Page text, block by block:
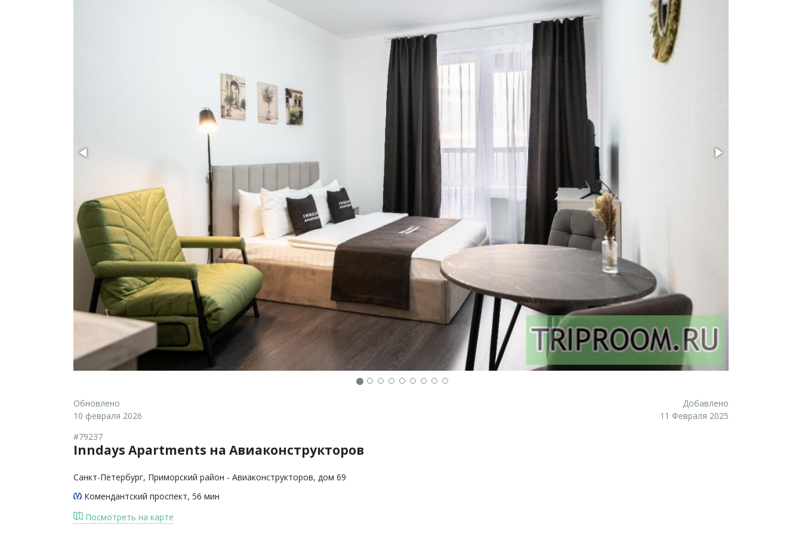
Обновлено
10 февраля 2026
Добавлено
11 Февраля 2025
Inndays Apartments на Авиаконструкторов
#79237
Санкт-Петербург, Приморский район - Авиаконструкторов, дом 69
Комендантский проспект, 56 мин
Посмотреть на карте